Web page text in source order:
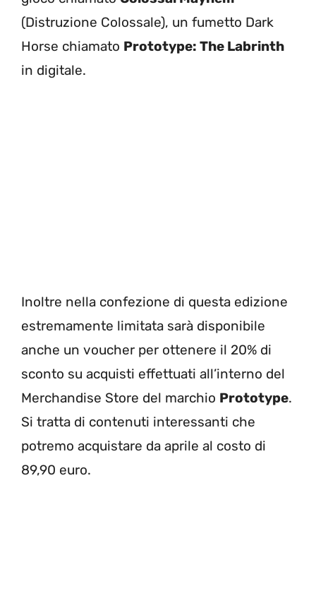
(Distruzione Colossale), un fumetto Dark
Horse chiamato Prototype: The Labrinth
in digitale.
Inoltre nella confezione di questa edizione
estremamente limitata sarà disponibile
anche un voucher per ottenere il 20% di
sconto su acquisti effettuati all’interno del
Merchandise Store del marchio Prototype.
Si tratta di contenuti interessanti che
potremo acquistare da aprile al costo di
89,90 euro.